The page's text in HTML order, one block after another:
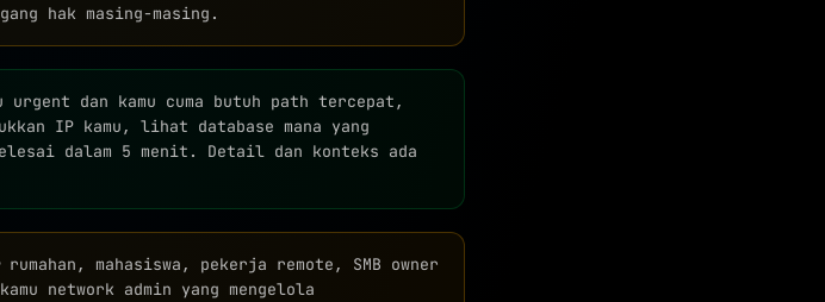
hak masing-masing.
urgent dan kamu cuma butuh path tercepat,
IP kamu, lihat database mana yang
dalam 5 menit. Detail dan konteks ada
rumahan, mahasiswa, pekerja remote, SMB owner
network admin yang mengelola